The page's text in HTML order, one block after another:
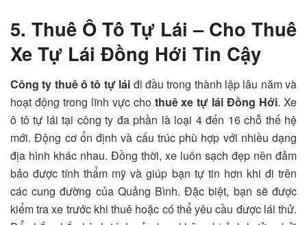
5. Thuê Ô Tô Tự Lái – Cho Thuê
Xe Tự Lái Đồng Hới Tin Cậy
Công ty thuê ô tô tự lái đi đầu trong thành lập lâu năm và
hoạt động trong lĩnh vực cho thuê xe tự lái Đồng Hới. Xe
ô tô tự lái tại công ty đa phần là loại 4 đến 16 chỗ thế hệ
mới. Động cơ ổn định và cấu trúc phù hợp với nhiều dạng
địa hình khác nhau. Đồng thời, xe luôn sạch đẹp nên đảm
bảo được tính thẩm mỹ và giúp bạn tự tin hơn khi đi trên
các cung đường của Quảng Bình. Đặc biệt, bạn sẽ được
kiểm tra xe trước khi thuê hoặc có thể yêu cầu được lái thử.